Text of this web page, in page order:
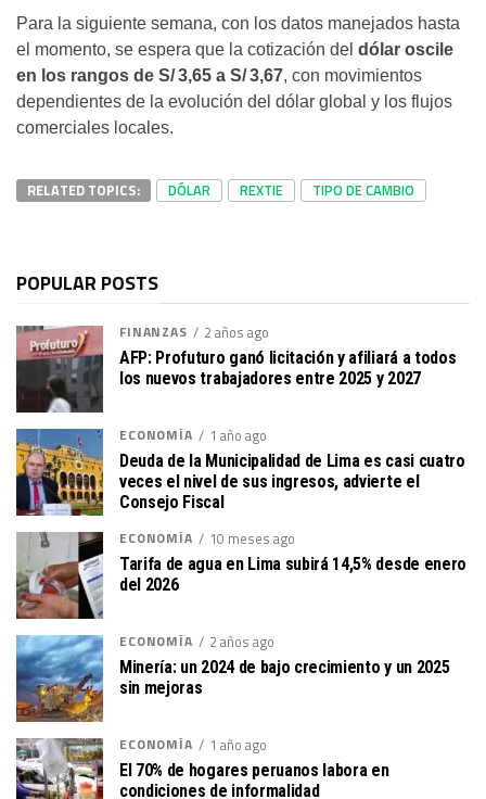
Para la siguiente semana, con los datos manejados hasta
el momento, se espera que la cotización del dólar oscile
en los rangos de S/ 3,65 a S/ 3,67, con movimientos
dependientes de la evolución del dólar global y los flujos
comerciales locales.
RELATED TOPICS: DÓLAR REXTIE TIPO DE CAMBIO
POPULAR POSTS
FINANZAS 2 años ago
AFP: Profuturo ganó licitación y afiliará a todos
los nuevos trabajadores entre 2025 y 2027
ECONOMÍA 1 año ago
Deuda de la Municipalidad de Lima es casi cuatro
veces el nivel de sus ingresos, advierte el
Consejo Fiscal
ECONOMÍA
10 meses ago
Tarifa de agua en Lima subirá 14,5% desde enero
del 2026
ECONOMÍA 2 años ago
Minería: un 2024 de bajo crecimiento y un 2025
sin mejoras
ECONOMÍA 1 año ago
El 70% de hogares peruanos labora en
condiciones de informalidad